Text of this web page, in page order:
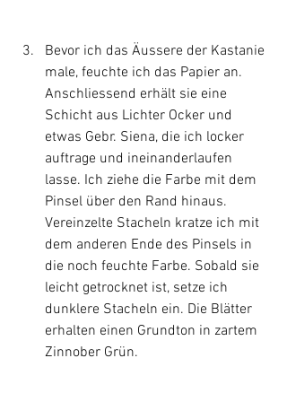
Bevor ich das Äussere der Kastanie
male, feuchte ich das Papier an.
Anschliessend erhält sie eine
Schicht aus Lichter Ocker und
etwas Gebr. Siena, die ich locker
auftrage und ineinanderlaufen
lasse. Ich ziehe die Farbe mit dem
Pinsel über den Rand hinaus.
Vereinzelte Stacheln kratze ich mit
dem anderen Ende des Pinsels in
die noch feuchte Farbe. Sobald sie
leicht getrocknet ist, setze ich
dunklere Stacheln ein. Die Blätter
erhalten einen Grundton in zartem
Zinnober Grün.